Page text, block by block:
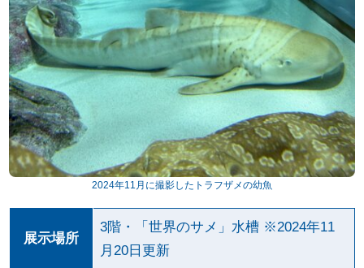
2024年11月に撮影したトラフザメの幼魚
展示場所
3階・「世界のサメ」水槽 ※2024年11
月20日更新